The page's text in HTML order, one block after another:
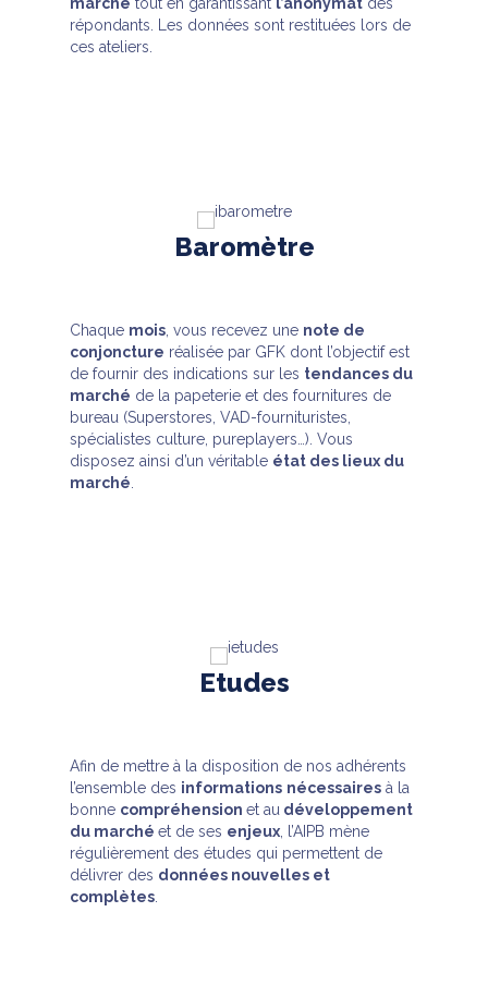
répondants. Les données sont restituées lors de
ces ateliers.
Baromètre
Chaque mois , vous recevez une note de
conjoncture réalisée par GFK dont l’objectif est
de fournir des indications sur les tendances du
marché de la papeterie et des fournitures de
bureau (Superstores, VAD-fournituristes,
spécialistes culture, pureplayers…). Vous
disposez ainsi d’un véritable état des lieux du
marché
Etudes
Afin de mettre à la disposition de nos adhérents
l’ensemble des informations nécessaires à la
bonne compréhension et au développement
du marché et de ses enjeux , l’AIPB mène
régulièrement des études qui permettent de
délivrer des données nouvelles et
complètes